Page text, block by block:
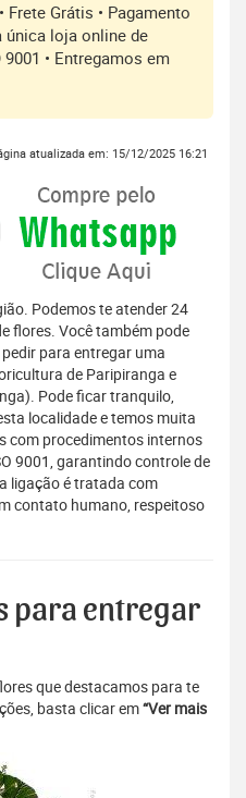
Frete Grátis • Pagamento
única loja online de
• Entregamos em
atualizada em: 15/12/2025 16:21
Podemos te atender 24
flores. Você também pode
para entregar uma
de Paripiranga e
Pode ficar tranquilo,
localidade e temos muita
com procedimentos internos
9001, garantindo controle de
ligação é tratada com
contato humano, respeitoso
para entregar
que destacamos para te
basta clicar em“Ver mais